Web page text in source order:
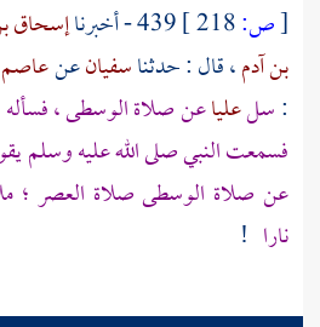
[ص: 439 - أخبرنا إسحاق
بن آدم، قال : حدثناسفيانعنعاصم
:سلعلياعن صلاة الوسطى ، فسأله
فسمعت النبي صلى الله عليه وسلم
عن صلاة الوسطى صلاة العصر ؛
نارا !